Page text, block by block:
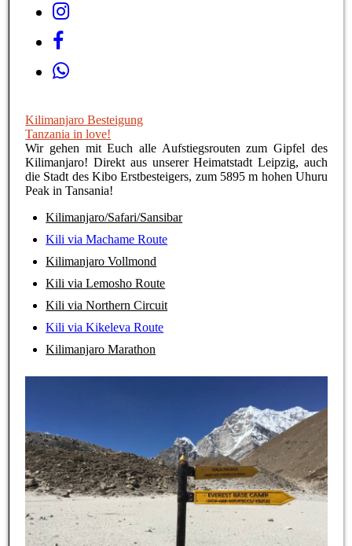
Kilimanjaro Besteigung
Tanzania in love!
Wir gehen mit Euch alle Aufstiegsrouten zum Gipfel des
Kilimanjaro! Direkt aus unserer Heimatstadt Leipzig, auch
die Stadt des Kibo Erstbesteigers, zum 5895 m hohen Uhuru
Peak in Tansania!
Kilimanjaro/Safari/Sansibar
Kili via Machame Route
Kilimanjaro Vollmond
Kili via Lemosho Route
Kili via Northern Circuit
Kili via Kikeleva Route
Kilimanjaro Marathon